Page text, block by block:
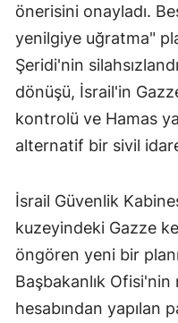
önerisini onayladı.
yenilgiye uğratma"
Şeridi'nin
dönüşü, İsrail'in
kontrolü ve Hamas
alternatif bir sivil
İsrail Güvenlik
kuzeyindeki Gazze
öngören yeni bir
Başbakanlık
hesabından yapılan